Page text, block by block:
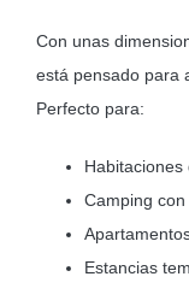
Con unas
está pensado para
Perfecto para:
Habitaciones
Camping
Estancias